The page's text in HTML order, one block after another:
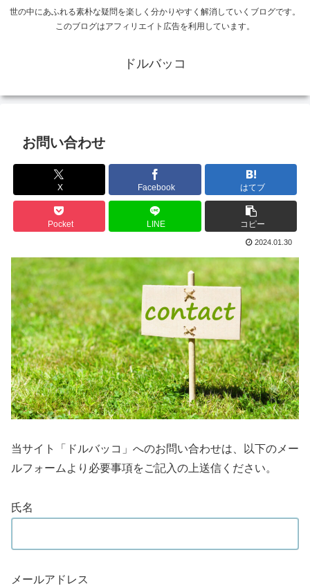
世の中にあふれる素朴な疑問を楽しく分かりやすく解消していくブログです。
このブログはアフィリエイト広告を利用しています。
ドルバッコ
お問い合わせ
X Facebook はてブ
Pocket LINE コピー
2024.01.30
当サイト「ドルバッコ」へのお問い合わせは、以下のメー
ルフォームより必要事項をご記入の上送信ください。
氏名
メールアドレス